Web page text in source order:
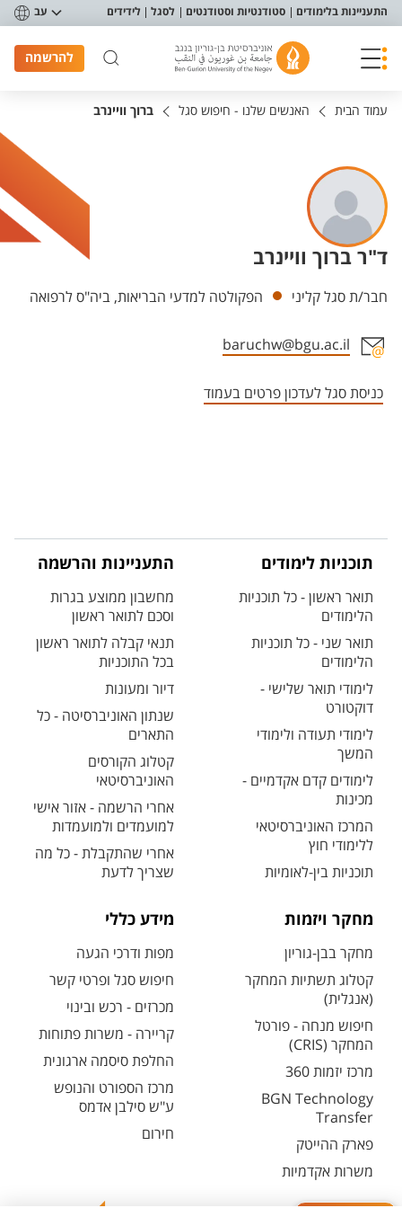
תפריט נגישות
התעניינות בלימודים סטודנטיות וסטודנטים לסגל לידידים עב
להרשמה
עמוד הבית האנשים שלנו - חיפוש סגל ברוך וויינרב
ד"ר ברוך וויינרב
יחידות
חבר/ת סגל קליני הפקולטה למדעי הבריאות, ביה"ס לרפואה
baruchw@bgu.ac.il
כניסת סגל לעדכון פרטים בעמוד
תוכניות לימודים
תואר ראשון - כל תוכניות
הלימודים
תואר שני - כל תוכניות
הלימודים
לימודי תואר שלישי -
דוקטורט
לימודי תעודה ולימודי
המשך
לימודים קדם אקדמיים -
מכינות
המרכז האוניברסיטאי
ללימודי חוץ
תוכניות בין-לאומיות
התעניינות והרשמה
מחשבון ממוצע בגרות
וסכם לתואר ראשון
תנאי קבלה לתואר ראשון
בכל התוכניות
דיור ומעונות
שנתון האוניברסיטה - כל
התארים
קטלוג הקורסים
האוניברסיטאי
אחרי הרשמה - אזור אישי
למועמדים ולמועמדות
אחרי שהתקבלת - כל מה
שצריך לדעת
מחקר ויזמות
מחקר בבן-גוריון
קטלוג תשתיות המחקר
(אנגלית)
חיפוש מנחה - פורטל
המחקר (CRIS)
מרכז יזמות 360
BGN Technology
Transfer
פארק ההייטק
משרות אקדמיות
מידע כללי
מפות ודרכי הגעה
חיפוש סגל ופרטי קשר
מכרזים - רכש ובינוי
קריירה - משרות פתוחות
החלפת סיסמה ארגונית
מרכז הספורט והנופש
ע"ש סילבן אדמס
חירום